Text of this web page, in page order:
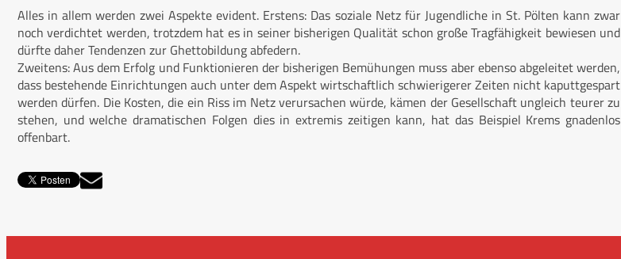
Alles in allem werden zwei Aspekte evident. Erstens: Das soziale Netz für Jugendliche in St. Pölten kann zwar
noch verdichtet werden, trotzdem hat es in seiner bisherigen Qualität schon große Tragfähigkeit bewiesen und
dürfte daher Tendenzen zur Ghettobildung abfedern.
Zweitens: Aus dem Erfolg und Funktionieren der bisherigen Bemühungen muss aber ebenso abgeleitet werden,
dass bestehende Einrichtungen auch unter dem Aspekt wirtschaftlich schwierigerer Zeiten nicht kaputtgespart
werden dürfen. Die Kosten, die ein Riss im Netz verursachen würde, kämen der Gesellschaft ungleich teurer zu
stehen, und welche dramatischen Folgen dies in extremis zeitigen kann, hat das Beispiel Krems gnadenlos
offenbart.